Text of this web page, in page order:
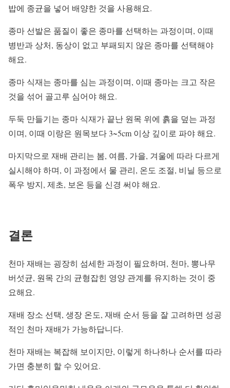
밥에 종균을 넣어 배양한 것을 사용해요.
종마 선발은 품질이 좋은 종마를 선택하는 과정이며, 이때
병반과 상처, 동상이 없고 부패되지 않은 종마를 선택해야
해요.
종마 식재는 종마를 심는 과정이며, 이때 종마는 크고 작은
것을 섞어 골고루 심어야 해요.
두둑 만들기는 종마 식재가 끝난 원목 위에 흙을 덮는 과정
이며, 이때 이랑은 원목보다 3~5cm 이상 깊이로 파야 해요.
마지막으로 재배 관리는 봄, 여름, 가을, 겨울에 따라 다르게
실시해야 하며, 이 과정에서 물 관리, 온도 조절, 비닐 등으로
폭우 방지, 제초, 보온 등을 신경 써야 해요.
결론
천마 재배는 굉장히 섬세한 과정이 필요하며, 천마, 뽕나무
버섯균, 원목 간의 균형잡힌 영양 관계를 유지하는 것이 중
요해요.
재배 장소 선택, 생장 온도, 재배 순서 등을 잘 고려하면 성공
적인 천마 재배가 가능하답니다.
천마 재배는 복잡해 보이지만, 이렇게 하나하나 순서를 따라
가면 충분히 할 수 있어요.